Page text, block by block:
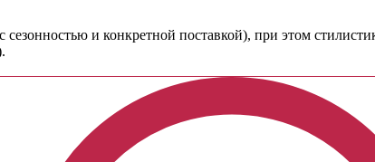
сезонностью и конкретной поставкой), при этом